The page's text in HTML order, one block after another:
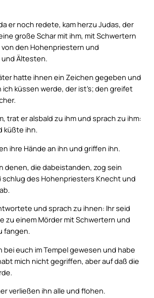
er noch redete, kam herzu Judas, der
große Schar mit ihm, mit Schwertern
den Hohenpriestern und
Ältesten.
hatte ihnen ein Zeichen gegeben und
küssen werde, der ist’s; den greifet
trat er alsbald zu ihm und sprach zu ihm:
küßte ihn.
ihre Hände an ihn und griffen ihn.
denen, die dabeistanden, zog sein
schlug des Hohenpriesters Knecht und
und sprach zu ihnen: Ihr seid
zu einem Mörder mit Schwertern und
fangen.
bei euch im Tempel gewesen und habe
mich nicht gegriffen, aber auf daß die
verließen ihn alle und flohen.